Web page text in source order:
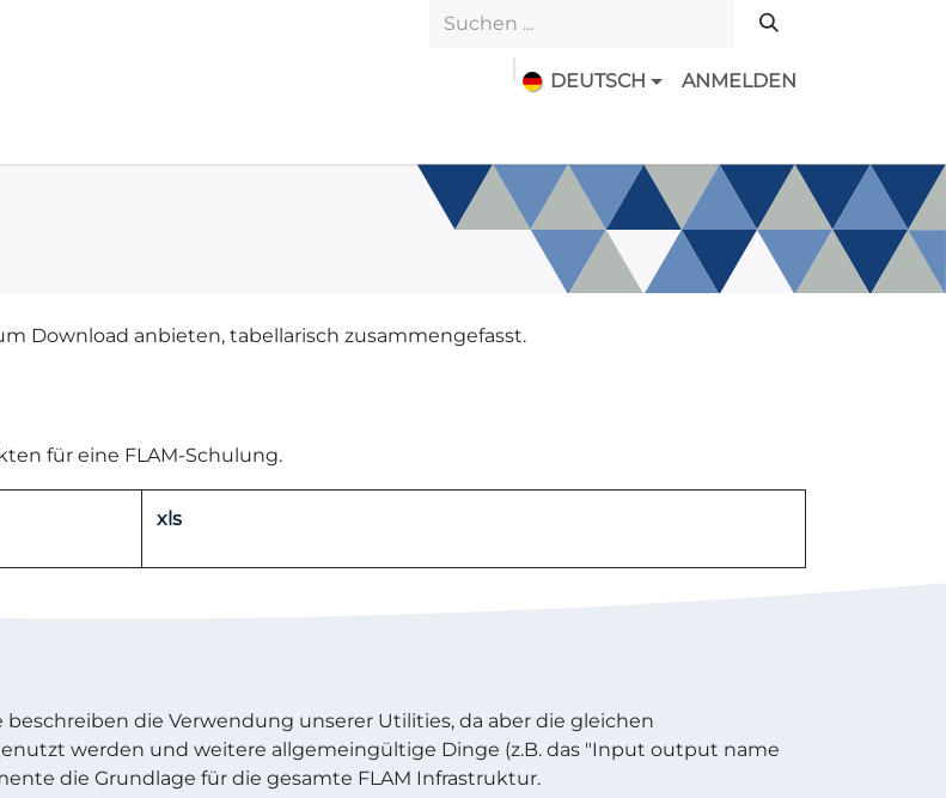
DEUTSCH ANMELDEN
Download anbieten, tabellarisch zusammengefasst.
für eine FLAM-Schulung.
xls
die Verwendung unserer Utilities, da aber die gleichen
werden und weitere allgemeingültige Dinge (z.B. das "Input output name
die Grundlage für die gesamte FLAM Infrastruktur.